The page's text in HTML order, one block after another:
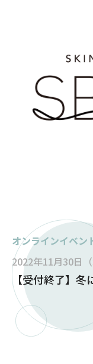
オンラインイベン
2022年11月30日
【受付終了】冬